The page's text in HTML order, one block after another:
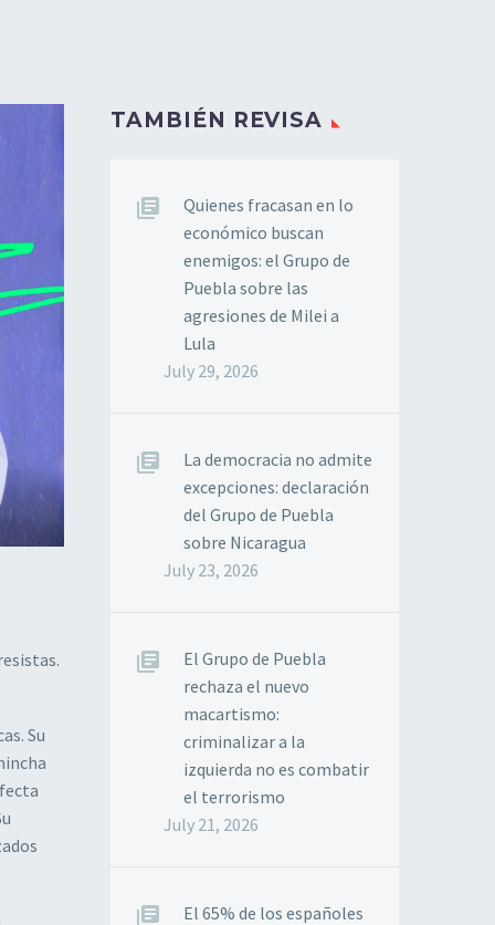
Su
TAMBIÉN REVISA
Quienes fracasan en lo
económico buscan
enemigos: el Grupo de
Puebla sobre las
agresiones de Milei a
Lula
July 29, 2026
La democracia no admite
excepciones: declaración
del Grupo de Puebla
sobre Nicaragua
July 23, 2026
El Grupo de Puebla
rechaza el nuevo
macartismo:
criminalizar a la
izquierda no es combatir
el terrorismo
July 21, 2026
El 65% de los españoles